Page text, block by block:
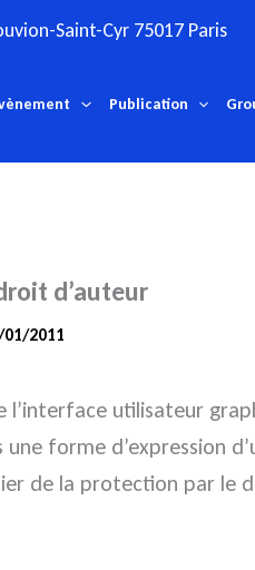
Saint-Cyr 75017 Paris
Publication
d’auteur
01/2011
utilisateur
forme d’expression
de la protection par le